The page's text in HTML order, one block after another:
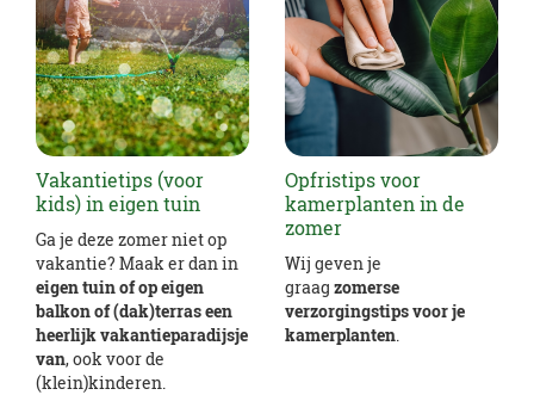
Vakantietips (voor
kids) in eigen tuin
Ga je deze zomer niet op
vakantie? Maak er dan in
eigen tuin of op eigen
balkon of (dak)terras een
heerlijk vakantieparadijsje
van, ook voor de
(klein)kinderen.
Opfristips voor
kamerplanten in de
zomer
Wij geven je
graag zomerse
verzorgingstips voor je
kamerplanten